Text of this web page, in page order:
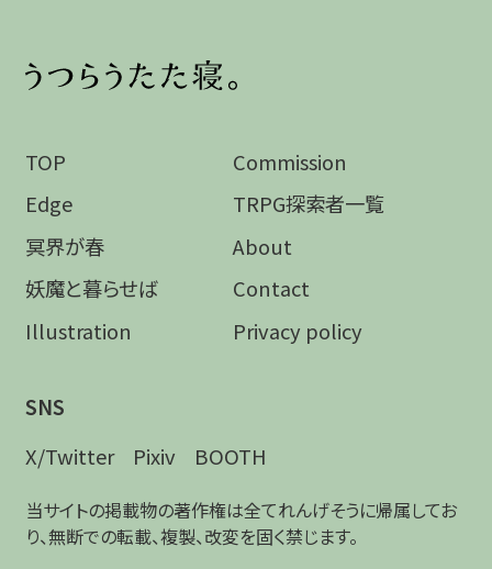
TOP
Edge
冥界が春
妖魔と暮らせば
Illustration
Commission
TRPG探索者一覧
About
Contact
Privacy policy
SNS
X/Twitter
Pixiv BOOTH
当サイトの掲載物の著作権は全てれんげそうに帰属してお
り、無断での転載、複製、改変を固く禁じます。